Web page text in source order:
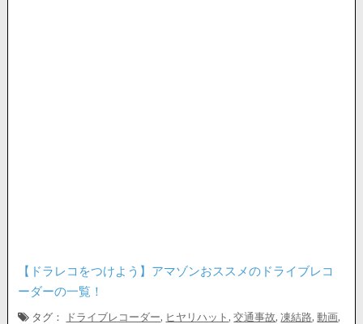
【ドラレコをつけよう】アマゾンおススメのドライブレコ
ーダーの一覧！
タグ： ドライブレコーダー, ヒヤリハット ,交通事故,凍結路,動画,